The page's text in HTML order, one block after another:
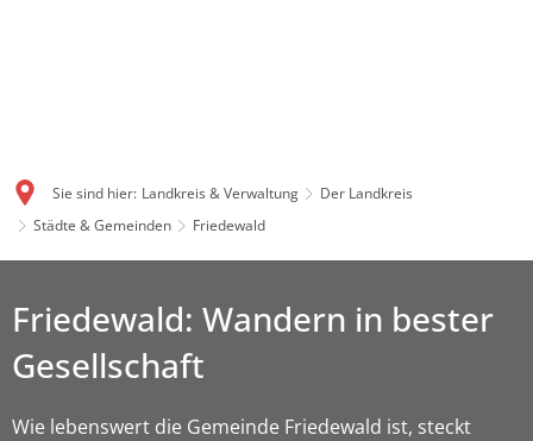
Sie sind hier: Landkreis & Verwaltung
Der Landkreis
Städte & Gemeinden
Friedewald
Friedewald: Wandern in bester
Gesellschaft
Wie lebenswert die Gemeinde Friedewald ist, steckt